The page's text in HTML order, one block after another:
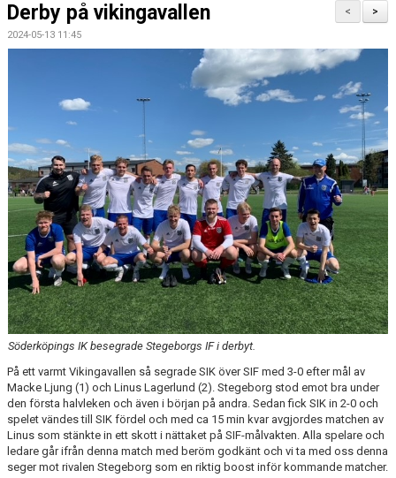
BILDGALLERI
>
<
Derby på vikingavallen
2024-05-13 11:45
Söderköpings IK besegrade Stegeborgs IF i derbyt.
På ett varmt Vikingavallen så segrade SIK över SIF med 3-0 efter mål av
Macke Ljung (1) och Linus Lagerlund (2). Stegeborg stod emot bra under
den första halvleken och även i början på andra. Sedan fick SIK in 2-0 och
spelet vändes till SIK fördel och med ca 15 min kvar avgjordes matchen av
Linus som stänkte in ett skott i nättaket på SIF-målvakten. Alla spelare och
ledare går ifrån denna match med beröm godkänt och vi ta med oss denna
seger mot rivalen Stegeborg som en riktig boost inför kommande matcher.